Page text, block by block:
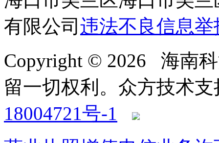
有限公司 违法不良信息举
Copyright © 2026 海南
留一切权利。 众方技术支
18004721号-1